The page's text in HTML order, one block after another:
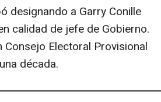
designando a Garry Conille
calidad de jefe de Gobierno.
Consejo Electoral Provisional
década.